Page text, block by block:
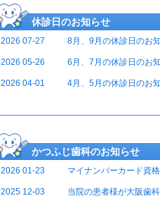
休診日のお知らせ
2026 07-27 8月、9月の休診日のお
2026 05-26 6月、7月の休診日のお
2026 04-01
4月、5月の休診日のお
かつふじ歯科のお知らせ
2026 01-23 マイナンバーカード資
2025 12-03 当院の患者様が大阪歯